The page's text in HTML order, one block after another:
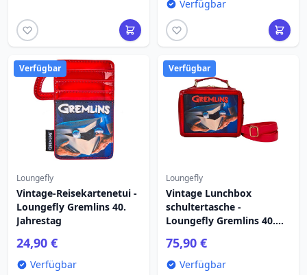
Verfügbar
Verfügbar
Loungefly
Vintage-Reisekartenetui -
Loungefly Gremlins 40.
Jahrestag
24,90 €
Verfügbar
Verfügbar
Loungefly
Vintage Lunchbox
schultertasche -
Loungefly Gremlins 40.
75,90 €
Verfügbar